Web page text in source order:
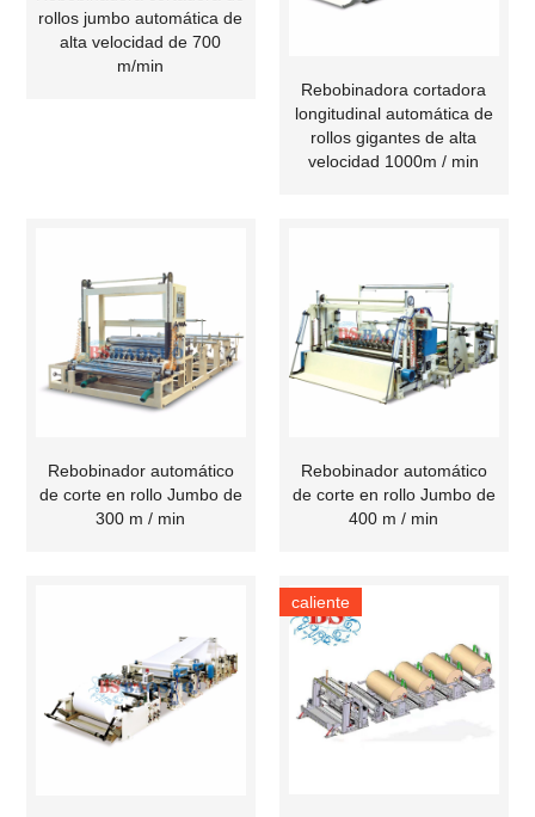
rollos jumbo automática de
alta velocidad de 700
m/min
Rebobinadora cortadora
longitudinal automática de
rollos gigantes de alta
velocidad 1000m / min
Rebobinador automático
de corte en rollo Jumbo de
300 m / min
Rebobinador automático
de corte en rollo Jumbo de
400 m / min
caliente